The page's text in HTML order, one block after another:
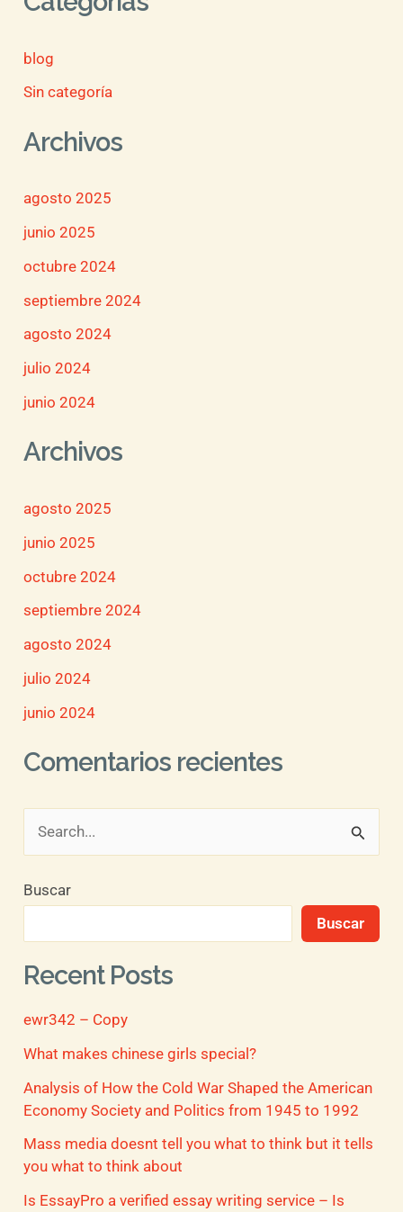
blog
Sin categoría
Archivos
agosto 2025
junio 2025
octubre 2024
septiembre 2024
agosto 2024
julio 2024
junio 2024
Archivos
agosto 2025
junio 2025
octubre 2024
septiembre 2024
agosto 2024
julio 2024
junio 2024
Comentarios recientes
s
r
p
o
r
:
Buscar
Buscar
Recent Posts
ewr342 – Copy
What makes chinese girls special?
Analysis of How the Cold War Shaped the American
Economy Society and Politics from 1945 to 1992
Mass media doesnt tell you what to think but it tells
you what to think about
Is EssayPro a verified essay writing service – Is